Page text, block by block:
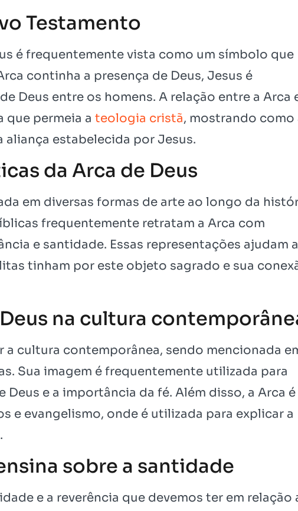
Testamento
é frequentemente vista como um símbolo que
continha a presença de Deus, Jesus é
Deus entre os homens. A relação entre a Arca
que permeia a teologia cristã, mostrando como
estabelecida por Jesus.
da Arca de Deus
em diversas formas de arte ao longo da
frequentemente retratam a Arca com
e santidade. Essas representações ajudam a
tinham por este objeto sagrado e sua
na cultura
a cultura contemporânea, sendo mencionada
Sua imagem é frequentemente utilizada para
e a importância da fé. Além disso, a Arca é
e evangelismo, onde é utilizada para explicar a
sobre a santidade
e a reverência que devemos ter em relação